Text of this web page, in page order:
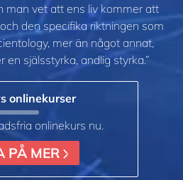
man vet att ens liv kommer att
den specifika riktningen som
mer än något annat,
en själsstyrka, andlig styrka.”
onlinekurser
onlinekurs nu.
PÅ MER